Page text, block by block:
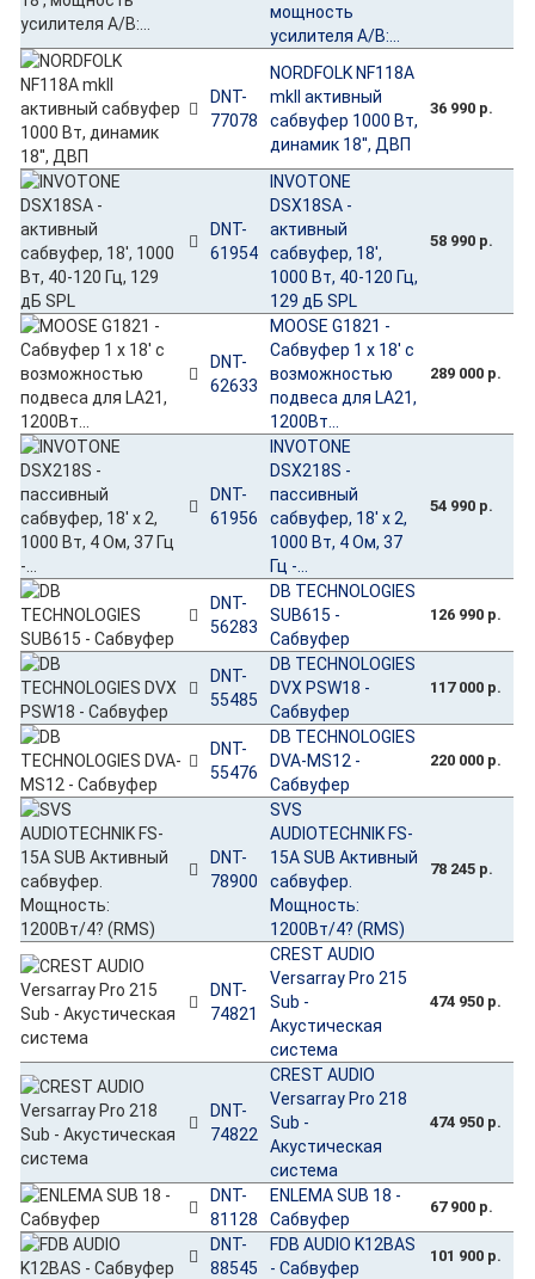
мощность
усилителя A/B:...
DNT-
77078
NORDFOLK NF118A
mkII активный
сабвуфер 1000 Вт,
динамик 18'', ДВП
36 990 р.
DNT-
61954
INVOTONE
DSX18SA -
активный
сабвуфер, 18',
1000 Вт, 40-120 Гц,
129 дБ SPL
58 990 р.
DNT-
62633
MOOSE G1821 -
Сабвуфер 1 x 18' с
возможностью
подвеса для LA21,
1200Вт...
289 000 р.
DNT-
61956
INVOTONE
DSX218S -
пассивный
сабвуфер, 18' х 2,
1000 Вт, 4 Ом, 37
Гц -...
54 990 р.
DNT-
56283
DB TECHNOLOGIES
SUB615 -
Сабвуфер
126 990 р.
DNT-
55485
DB TECHNOLOGIES
DVX PSW18 -
Сабвуфер
117 000 р.
DNT-
55476
DB TECHNOLOGIES
DVA-MS12 -
Сабвуфер
220 000 р.
DNT-
78900
SVS
AUDIOTECHNIK FS-
15A SUB Активный
сабвуфер.
Мощность:
1200Вт/4? (RMS)
78 245 р.
DNT-
74821
CREST AUDIO
Versarray Pro 215
Sub -
Акустическая
система
474 950 р.
DNT-
74822
CREST AUDIO
Versarray Pro 218
Sub -
Акустическая
система
474 950 р.
DNT-
81128
ENLEMA SUB 18 -
Сабвуфер
67 900 р.
DNT-
88545
FDB AUDIO K12BAS
- Сабвуфер
101 900 р.